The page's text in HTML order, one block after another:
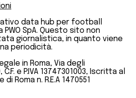
data hub per football
SpA. Questo sito non
giornalistica, in quanto viene
periodicità.
in Roma, Via degli
e P.IVA 13747301003, Iscritta al
Roma n. R.E.A 1470551